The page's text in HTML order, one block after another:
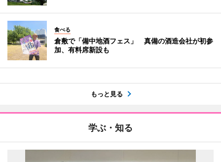
食べる
倉敷で「備中地酒フェス」 真備の酒造会社が初参
加、有料席新設も
もっと見る
学ぶ・知る